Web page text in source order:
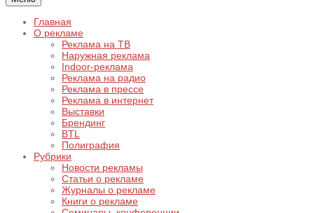
Главная
О рекламе
Реклама на ТВ
Наружная реклама
Indoor-реклама
Реклама на радио
Реклама в прессе
Реклама в интернет
Выставки
Брендинг
BTL
Полиграфия
Рубрики
Новости рекламы
Статьи о рекламе
Журналы о рекламе
Книги о рекламе